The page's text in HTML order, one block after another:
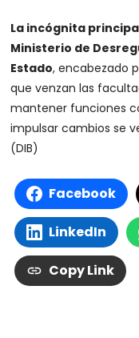
La incógnita
Ministerio de
Estado, encabezado
que venzan las
mantener funciones
impulsar cambios se
(DIB)
Facebook
LinkedIn
Copy Link